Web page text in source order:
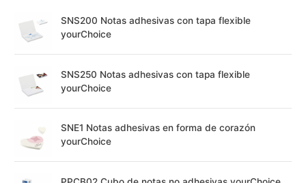
SNS200 Notas adhesivas con tapa flexible
yourChoice
SNS250 Notas adhesivas con tapa flexible
yourChoice
SNE1 Notas adhesivas en forma de corazón
yourChoice